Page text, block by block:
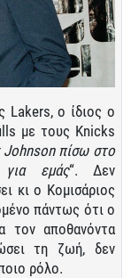
Lakers, ο ίδιος ο
με τους Knicks
Johnson πίσω στο
εμάς“. Δεν
κι ο Κομισάριος
πάντως ότι ο
τον αποθανόντα
τη ζωή, δεν
ρόλο.